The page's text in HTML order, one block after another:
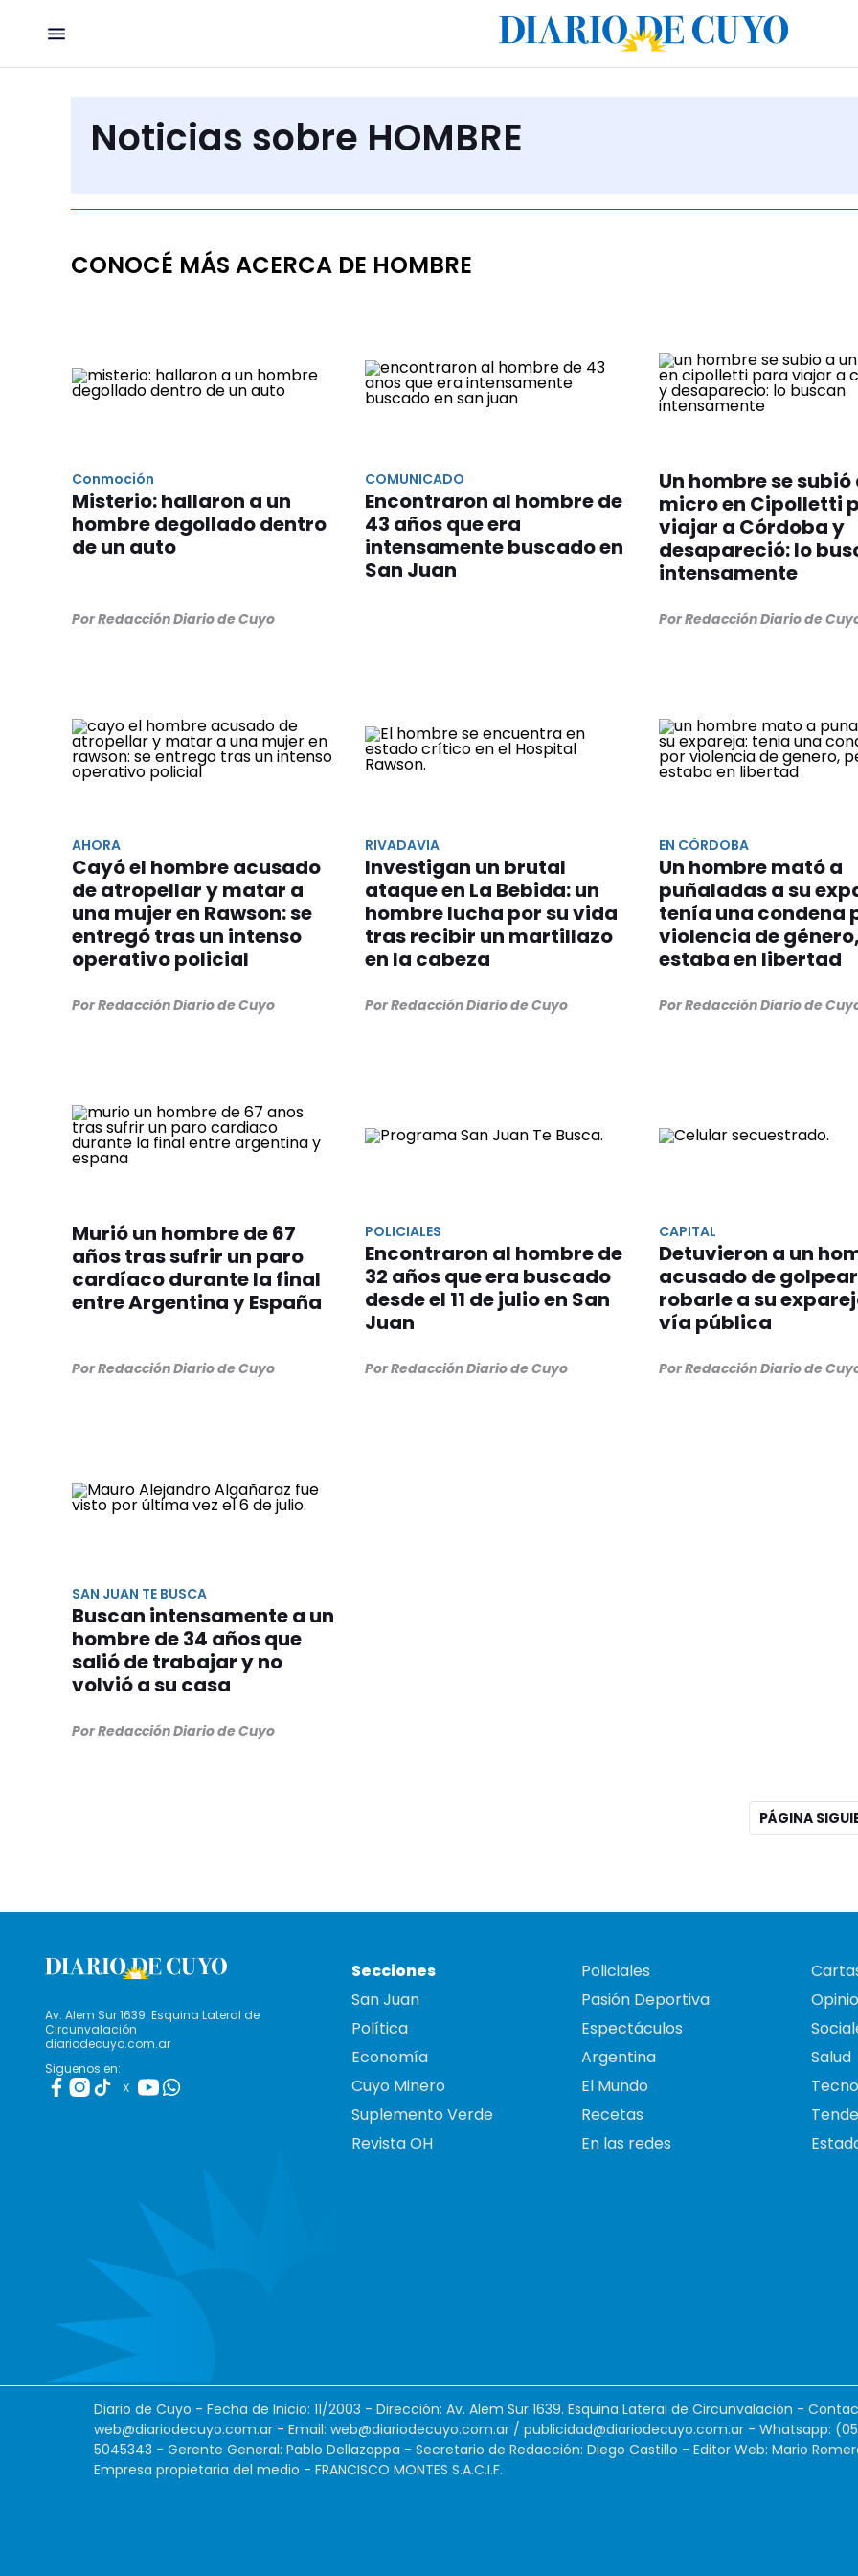
Noticias sobre HOMBRE
CONOCÉ MÁS ACERCA DE HOMBRE
Conmoción
Misterio: hallaron a un
hombre degollado dentro
de un auto
Por Redacción Diario de Cuyo
COMUNICADO
Encontraron al hombre de
43 años que era
intensamente buscado en
San Juan
Un hombre se subió
micro en Cipolletti
viajar a Córdoba y
desapareció: lo
intensamente
Por Redacción Diario de
AHORA
Cayó el hombre acusado
de atropellar y matar a
una mujer en Rawson: se
entregó tras un intenso
operativo policial
Por Redacción Diario de Cuyo
RIVADAVIA
Investigan un brutal
ataque en La Bebida: un
hombre lucha por su vida
tras recibir un martillazo
en la cabeza
Por Redacción Diario de Cuyo
EN CÓRDOBA
Un hombre mató a
puñaladas a su
tenía una condena
violencia de
estaba en libertad
Por Redacción Diario de
Murió un hombre de 67
años tras sufrir un paro
cardíaco durante la final
entre Argentina y España
Por Redacción Diario de Cuyo
POLICIALES
Encontraron al hombre de
32 años que era buscado
desde el 11 de julio en San
Juan
Por Redacción Diario de Cuyo
CAPITAL
Detuvieron a un
acusado de
robarle a su
vía pública
Por Redacción Diario de
SAN JUAN TE BUSCA
Buscan intensamente a un
hombre de 34 años que
salió de trabajar y no
volvió a su casa
Por Redacción Diario de Cuyo
PÁGINA
Av. Alem Sur 1639. Esquina Lateral de
Circunvalación
diariodecuyo.com.ar
Siguenos en:
X
Secciones
San Juan
Política
Economía
Cuyo Minero
Suplemento Verde
Revista OH
Policiales
Pasión Deportiva
Espectáculos
Argentina
El Mundo
Recetas
En las redes
Salud
Diario de Cuyo - Fecha de Inicio: 11/2003 - Dirección: Av. Alem Sur 1639. Esquina Lateral de Circunvalación -
web@diariodecuyo.com.ar - Email: web@diariodecuyo.com.ar / publicidad@diariodecuyo.com.ar - Whatsapp:
5045343 - Gerente General: Pablo Dellazoppa - Secretario de Redacción: Diego Castillo - Editor Web: Mario
Empresa propietaria del medio - FRANCISCO MONTES S.A.C.I.F.